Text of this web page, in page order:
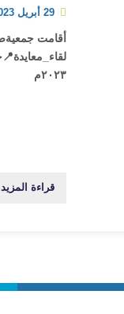
29 أبريل 2023
أقامت
٢٠٢٣م
قراءة المزيد